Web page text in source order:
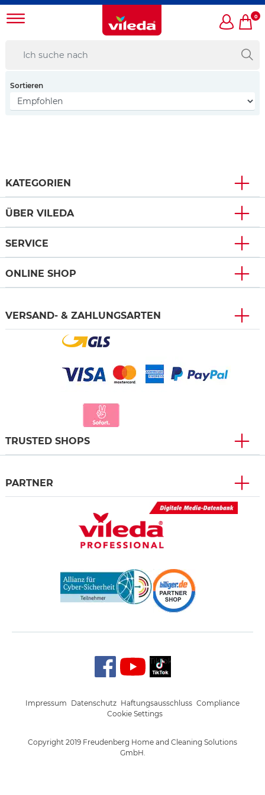
0
Sortieren
KATEGORIEN
ÜBER VILEDA
SERVICE
ONLINE SHOP
VERSAND- & ZAHLUNGSARTEN
TRUSTED SHOPS
PARTNER
Copyright 2019 Freudenberg Home and Cleaning Solutions
GmbH.
Impressum Datenschutz Haftungsausschluss Compliance
Cookie Settings
TikTok